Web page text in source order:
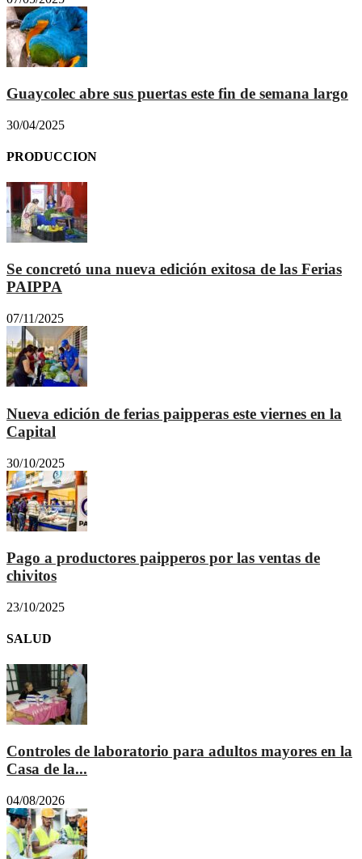
Guaycolec abre sus puertas este fin de semana largo
30/04/2025
PRODUCCION
Se concretó una nueva edición exitosa de las Ferias
PAIPPA
07/11/2025
Nueva edición de ferias paipperas este viernes en la
Capital
30/10/2025
Pago a productores paipperos por las ventas de
chivitos
23/10/2025
SALUD
Controles de laboratorio para adultos mayores en la
Casa de la...
04/08/2026